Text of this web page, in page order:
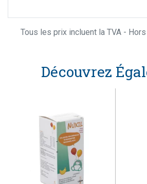
Tous les prix incluent la TVA -
Découvrez